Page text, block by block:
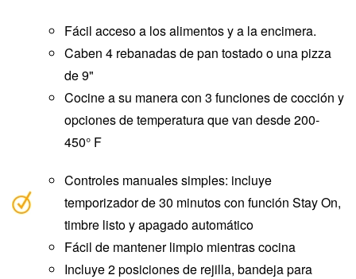
Fácil acceso a los alimentos y a la encimera.
Caben 4 rebanadas de pan tostado o una pizza
de 9"
Cocine a su manera con 3 funciones de cocción y
opciones de temperatura que van desde 200-
450° F
Controles manuales simples: incluye
temporizador de 30 minutos con función Stay On,
timbre listo y apagado automático
Fácil de mantener limpio mientras cocina
Incluye 2 posiciones de rejilla, bandeja para